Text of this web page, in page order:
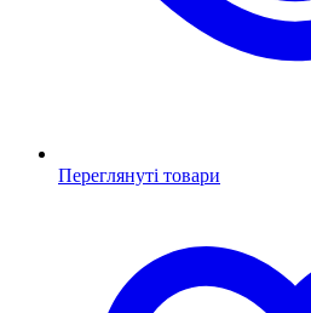
Переглянуті товари